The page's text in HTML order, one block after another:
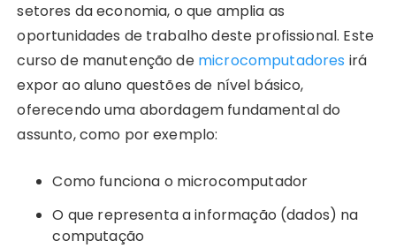
setores da economia, o que amplia as
oportunidades de trabalho deste profissional. Este
curso de manutenção de microcomputadores irá
expor ao aluno questões de nível básico,
oferecendo uma abordagem fundamental do
assunto, como por exemplo:
Como funciona o microcomputador
O que representa a informação (dados) na
computação